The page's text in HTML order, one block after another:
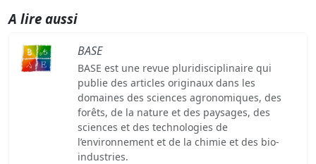
A lire aussi
BASE
BASE est une revue pluridisciplinaire qui
publie des articles originaux dans les
domaines des sciences agronomiques, des
forêts, de la nature et des paysages, des
sciences et des technologies de
l’environnement et de la chimie et des bio-
industries.